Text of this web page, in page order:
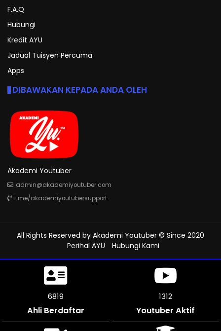
F.A.Q
Hubungi
Kredit AYU
Jadual Tuisyen Percuma
Apps
DIBAWAKAN KEPADA ANDA OLEH
Akademi Youtuber
admin@akademiyoutuber.com
t.me/akademiyoutubersupport
All Rights Reserved by Akademi Youtuber © Since 2020
Perihal AYU
Hubungi Kami
7320
Ahli Berdaftar
1312
Youtuber Aktif